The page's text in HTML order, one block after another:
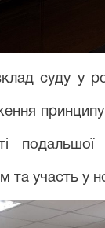
суду у
принципу
та участь у